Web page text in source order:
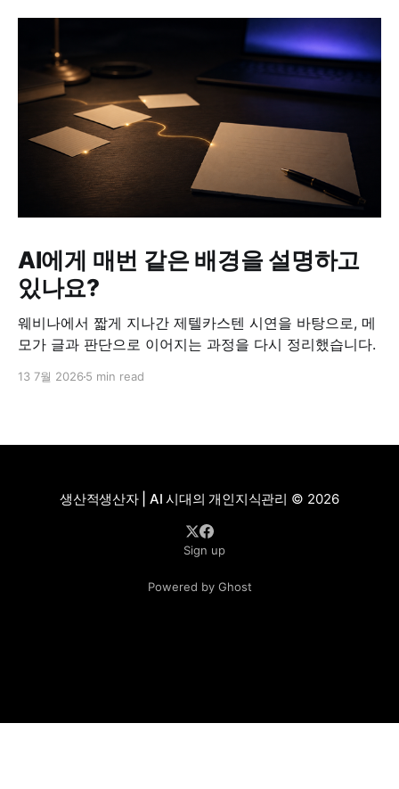
AI에게 매번 같은 배경을 설명하고
있나요?
웨비나에서 짧게 지나간 제텔카스텐 시연을 바탕으로, 메
모가 글과 판단으로 이어지는 과정을 다시 정리했습니다.
13 7월 2026 5 min read
생산적생산자 | AI 시대의 개인지식관리 © 2026
Sign up
Powered by Ghost